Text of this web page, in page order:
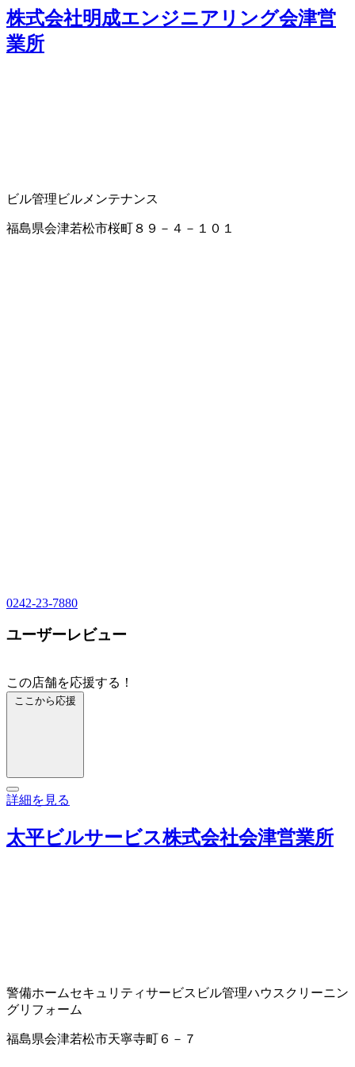
株式会社明成エンジニアリング会津営
業所
ビル管理 ビルメンテナンス
福島県会津若松市桜町８９－４－１０１
0242-23-7880
ユーザーレビュー
この店舗を応援する！
ここから応援
詳細を見る
太平ビルサービス株式会社会津営業所
警備ホームセキュリティサービス ビル管理ハウスクリーニン
グリフォーム
福島県会津若松市天寧寺町６－７